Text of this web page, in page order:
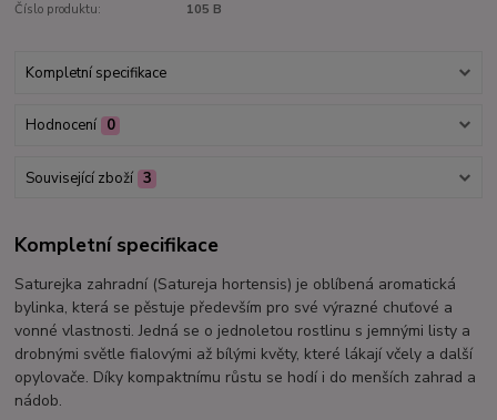
Číslo produktu: 105 B
Kompletní specifikace
Hodnocení 0
Související zboží 3
Kompletní specifikace
Saturejka zahradní (Satureja hortensis) je oblíbená aromatická
bylinka, která se pěstuje především pro své výrazné chuťové a
vonné vlastnosti. Jedná se o jednoletou rostlinu s jemnými listy a
drobnými světle fialovými až bílými květy, které lákají včely a další
opylovače. Díky kompaktnímu růstu se hodí i do menších zahrad a
nádob.